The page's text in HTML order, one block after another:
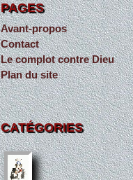
PAGES
Avant-propos
Contact
Le complot contre Dieu
Plan du site
CATÉGORIES